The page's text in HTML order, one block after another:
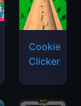
Cookie
Clicker